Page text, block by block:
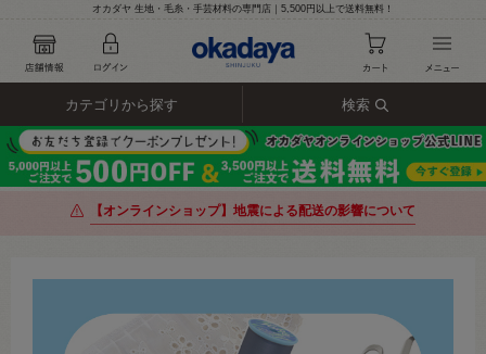
オカダヤ 生地・毛糸・手芸材料の専門店｜5,500円以上で送料無料！
カテゴリから探す 検索
【オンラインショップ】地震による配送の影響について